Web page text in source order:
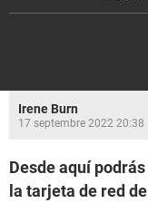
Irene Burn
17 septembre 2022 20:38
Desde aquí
la tarjeta de red